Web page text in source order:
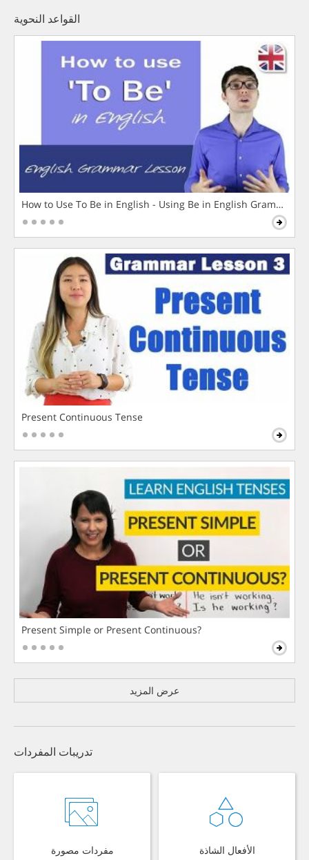
القواعد النحوية
How to Use To Be in English - Using Be in English Grammar
Present Continuous Tense
Present Simple or Present Continuous?
عرض المزيد
تدريبات المفردات
مفردات مصورة الأفعال الشاذة